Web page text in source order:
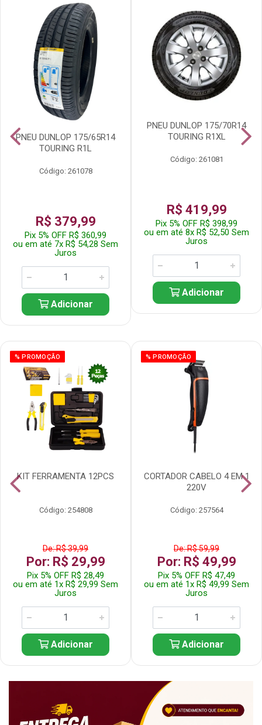
PNEU DUNLOP 175/65R14
TOURING R1L
Código: 261078
R$ 379,99
Pix 5% OFF R$ 360,99
ou em até 7x R$ 54,28 Sem
Juros
Adicionar
PNEU DUNLOP 175/70R14
TOURING R1XL
Código: 261081
R$ 419,99
Pix 5% OFF R$ 398,99
ou em até 8x R$ 52,50 Sem
Juros
Adicionar
% PROMOÇÃO
KIT FERRAMENTA 12PCS
Código: 254808
De: R$ 39,99
Por: R$ 29,99
Pix 5% OFF R$ 28,49
ou em até 1x R$ 29,99 Sem
Juros
Adicionar
% PROMOÇÃO
CORTADOR CABELO 4 EM 1
220V
Código: 257564
De: R$ 59,99
Por: R$ 49,99
Pix 5% OFF R$ 47,49
ou em até 1x R$ 49,99 Sem
Juros
Adicionar